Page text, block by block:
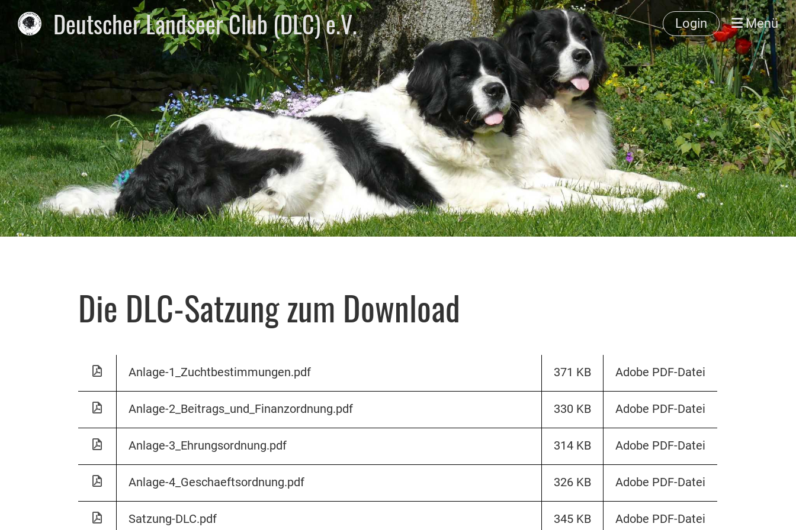
Deutscher Landseer Club (DLC) e.V. Login Menü
Die DLC-Satzung zum Download
Anlage-1_Zuchtbestimmungen.pdf 371 KB Adobe PDF-Datei
Anlage-2_Beitrags_und_Finanzordnung.pdf 330 KB Adobe PDF-Datei
Anlage-3_Ehrungsordnung.pdf 314 KB Adobe PDF-Datei
Anlage-4_Geschaeftsordnung.pdf 326 KB Adobe PDF-Datei
Satzung-DLC.pdf 345 KB Adobe PDF-Datei